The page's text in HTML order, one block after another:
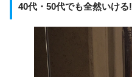
40代・50代でも全然いける!